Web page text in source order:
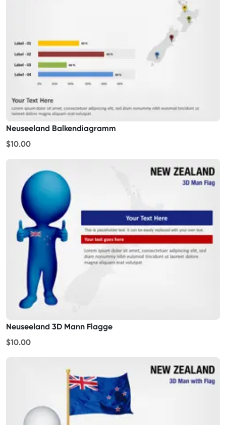
Neuseeland Balkendiagramm
$10.00
Neuseeland 3D Mann Flagge
$10.00